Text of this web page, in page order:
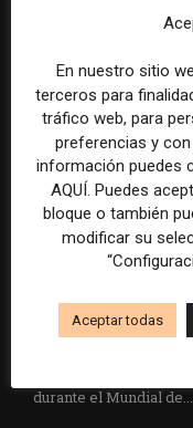
Los medios tienen
pero no siempre
que siguen las noticias
silencio
Cómo adelantarse a
resúmenes con IA de
en las noticias de
durante el Mundial de...
En nuestro sitio
terceros para
tráfico web, para
preferencias y
información puedes
AQUÍ. Puedes
bloque o también
modificar su
Aceptar todas